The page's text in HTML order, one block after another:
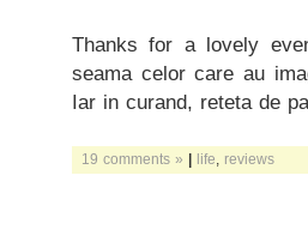
Thanks for a lovely
seama celor care au
Iar in curand, reteta de
19 comments » | life reviews